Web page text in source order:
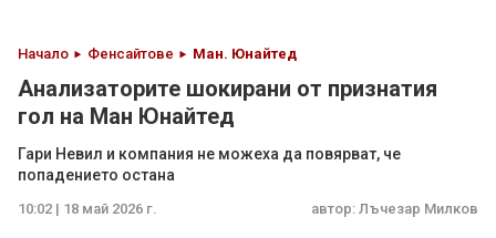
Начало Фенсайтове Ман. Юнайтед
Анализаторите шокирани от признатия
гол на Ман Юнайтед
Гари Невил и компания не можеха да повярват, че
попадението остана
10:02 | 18 май 2026 г. автор: Лъчезар Милков